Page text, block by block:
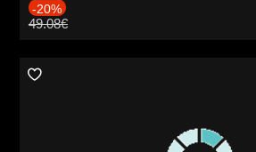
-20%
49.08€